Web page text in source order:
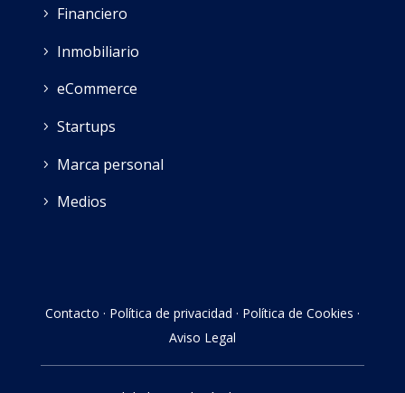
Financiero
Inmobiliario
eCommerce
Startups
Marca personal
Medios
Contacto · Política de privacidad · Política de Cookies ·
Aviso Legal